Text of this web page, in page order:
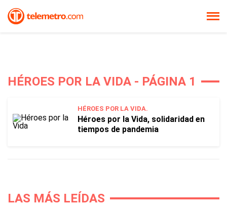
HÉROES POR LA VIDA - PÁGINA 1
HÉROES POR LA VIDA.
Héroes por la Vida, solidaridad en
tiempos de pandemia
LAS MÁS LEÍDAS